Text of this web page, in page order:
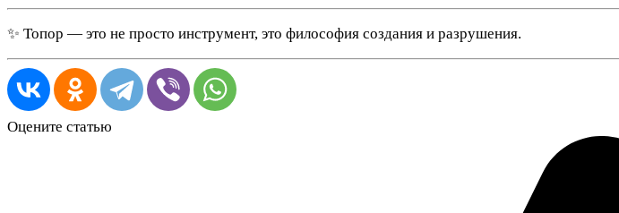
✨ Топор — это не просто инструмент, это философия создания и разрушения.
Оцените статью